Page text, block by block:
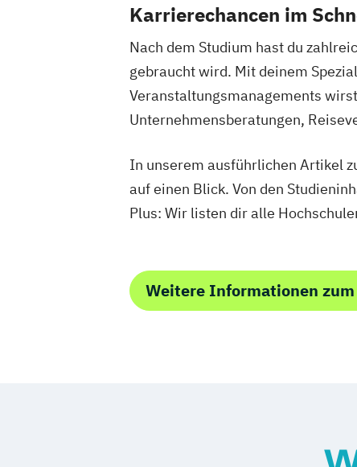
Karrierechancen im
Nach dem Studium hast du
gebraucht wird. Mit deinem
Veranstaltungsmanagements
Unternehmensberatungen,
In unserem ausführlichen Artikel
auf einen Blick. Von den
Plus: Wir listen dir alle
Weitere Informationen